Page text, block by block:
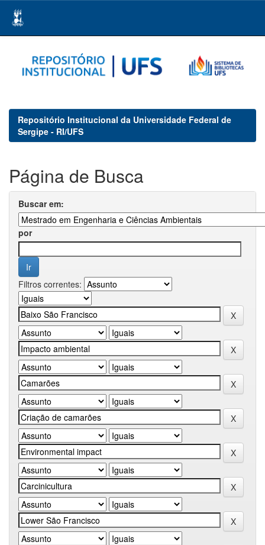
navigation
Repositório Institucional da Universidade Federal de
Sergipe - RI/UFS
Página de Busca
Buscar em:
por
Filtros correntes: